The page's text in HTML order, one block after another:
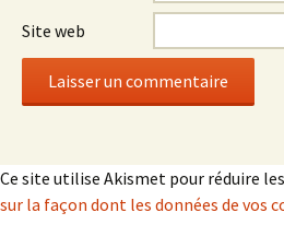
Site web
Ce site utilise Akismet pour réduire
sur la façon dont les données de vos